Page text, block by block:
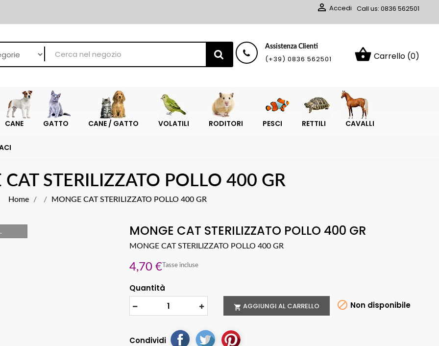
 Accedi Call us: 0836 562501
shopping_basket Carrello (0)
Assistenza Clienti
(+39) 0836 562501
CANE GATTO CANE / GATTO VOLATILI RODITORI PESCI RETTILI CAVALLI
STERILIZZATO POLLO 400 GR
Home MONGE CAT STERILIZZATO POLLO 400 GR
MONGE CAT STERILIZZATO POLLO 400 GR
MONGE CAT STERILIZZATO POLLO 400 GR
4,70 € Tasse incluse
Quantità
 AGGIUNGI AL CARRELLO  Non disponibile
Condividi